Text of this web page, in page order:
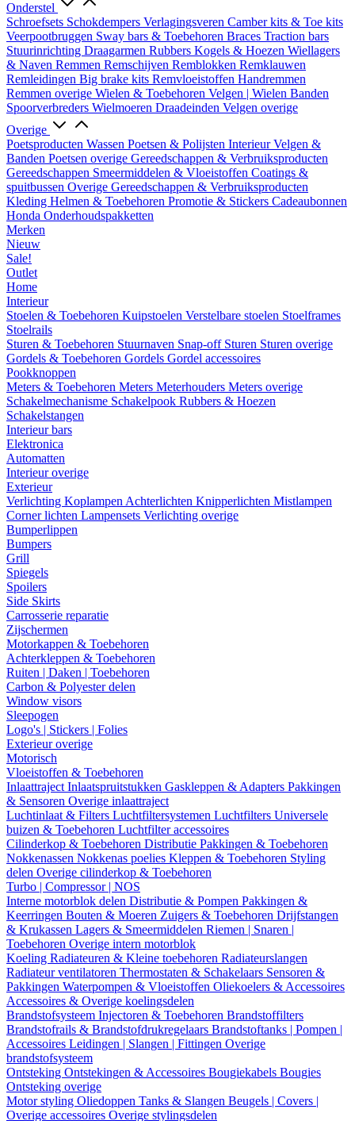
Onderstel
Schroefsets Schokdempers Verlagingsveren Camber kits & Toe kits
Veerpootbruggen Sway bars & Toebehoren Braces Traction bars
Stuurinrichting Draagarmen Rubbers Kogels & Hoezen Wiellagers
& Naven Remmen Remschijven Remblokken Remklauwen
Remleidingen Big brake kits Remvloeistoffen Handremmen
Remmen overige Wielen & Toebehoren Velgen | Wielen Banden
Spoorverbreders Wielmoeren Draadeinden Velgen overige
Overige
Poetsproducten Wassen Poetsen & Polijsten InterieurVelgen &
Banden Poetsen overige Gereedschappen & Verbruiksproducten
Gereedschappen Smeermiddelen & Vloeistoffen Coatings &
spuitbussen Overige Gereedschappen & Verbruiksproducten
Kleding Helmen & Toebehoren Promotie & Stickers Cadeaubonnen
Honda Onderhoudspakketten
Merken
Nieuw
Sale!
Outlet
Home
Interieur
Stoelen & Toebehoren Kuipstoelen Verstelbare stoelen Stoelframes
Stoelrails
Sturen & Toebehoren Stuurnaven Snap-off Sturen Sturen overige
Gordels & Toebehoren Gordels Gordel accessoires
Pookknoppen
Meters & Toebehoren Meters Meterhouders Meters overige
Schakelmechanisme Schakelpook Rubbers & Hoezen
Schakelstangen
Interieur bars
Elektronica
Automatten
Interieur overige
Exterieur
Verlichting Koplampen Achterlichten Knipperlichten Mistlampen
Corner lichten Lampensets Verlichting overige
Bumperlippen
Bumpers
Grill
Spiegels
Spoilers
Side Skirts
Carrosserie reparatie
Zijschermen
Motorkappen & Toebehoren
Achterkleppen & Toebehoren
Ruiten | Daken | Toebehoren
Carbon & Polyester delen
Window visors
Sleepogen
Logo's | Stickers | Folies
Exterieur overige
Motorisch
Vloeistoffen & Toebehoren
Inlaattraject Inlaatspruitstukken Gaskleppen & Adapters Pakkingen
& Sensoren Overige inlaattraject
Luchtinlaat & Filters Luchtfiltersystemen Luchtfilters Universele
buizen & Toebehoren Luchtfilter accessoires
Cilinderkop & Toebehoren Distributie Pakkingen & Toebehoren
Nokkenassen Nokkenas poelies Kleppen & Toebehoren Styling
delen Overige cilinderkop & Toebehoren
Turbo | Compressor | NOS
Interne motorblok delen Distributie & Pompen Pakkingen &
Keerringen Bouten & Moeren Zuigers & Toebehoren Drijfstangen
& Krukassen Lagers & Smeermiddelen Riemen | Snaren |
Toebehoren Overige intern motorblok
Koeling Radiateuren & Kleine toebehoren Radiateurslangen
Radiateur ventilatoren Thermostaten & Schakelaars Sensoren &
Pakkingen Waterpompen & Vloeistoffen Oliekoelers & Accessoires
Accessoires & Overige koelingsdelen
Brandstofsysteem Injectoren & Toebehoren Brandstoffilters
Brandstofrails & Brandstofdrukregelaars Brandstoftanks | Pompen |
Accessoires Leidingen | Slangen | Fittingen Overige
brandstofsysteem
Ontsteking Ontstekingen & Accessoires Bougiekabels Bougies
Ontsteking overige
Motor styling Oliedoppen Tanks & Slangen Beugels | Covers |
Overige accessoires Overige stylingsdelen